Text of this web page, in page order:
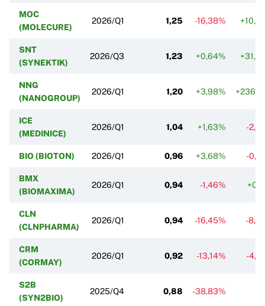
MOC
(MOLECURE)
2026/Q1 1,25 -16,38%
SNT
(SYNEKTIK)
2026/Q3 1,23 +0,64%
NNG
(NANOGROUP)
2026/Q1 1,20 +3,98%
ICE
(MEDINICE)
2026/Q1 1,04 +1,63% -
BIO (BIOTON) 2026/Q1 0,96 +3,68% -
BMX
(BIOMAXIMA)
2026/Q1 0,94 -1,46%
CLN
(CLNPHARMA)
2026/Q1 0,94 -16,45% -
CRM
(CORMAY)
2026/Q1 0,92 -13,14% -
S2B
(SYN2BIO)
2025/Q4 0,88 -38,83%